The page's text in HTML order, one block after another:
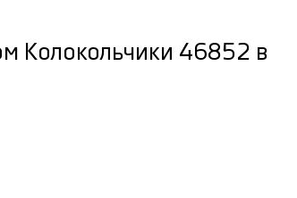
Колокольчики 46852 в